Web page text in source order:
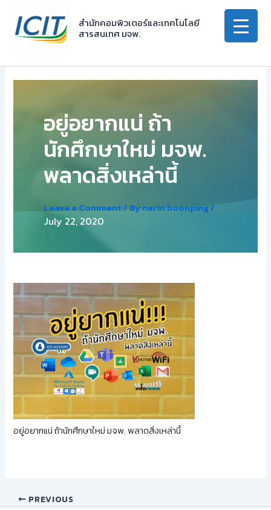
content
สำนักคอมพิวเตอร์และเทคโนโลยี
สารสนเทศ มจพ.
อยู่อยากแน่ ถ้า
นักศึกษาใหม่ มจพ.
พลาดสิ่งเหล่านี้
Leave a Comment / Bynarin boonping/
July 22, 2020
อยู่อยากแน่ ถ้านักศึกษาใหม่ มจพ. พลาดสิ่งเหล่านี้
PREVIOUS